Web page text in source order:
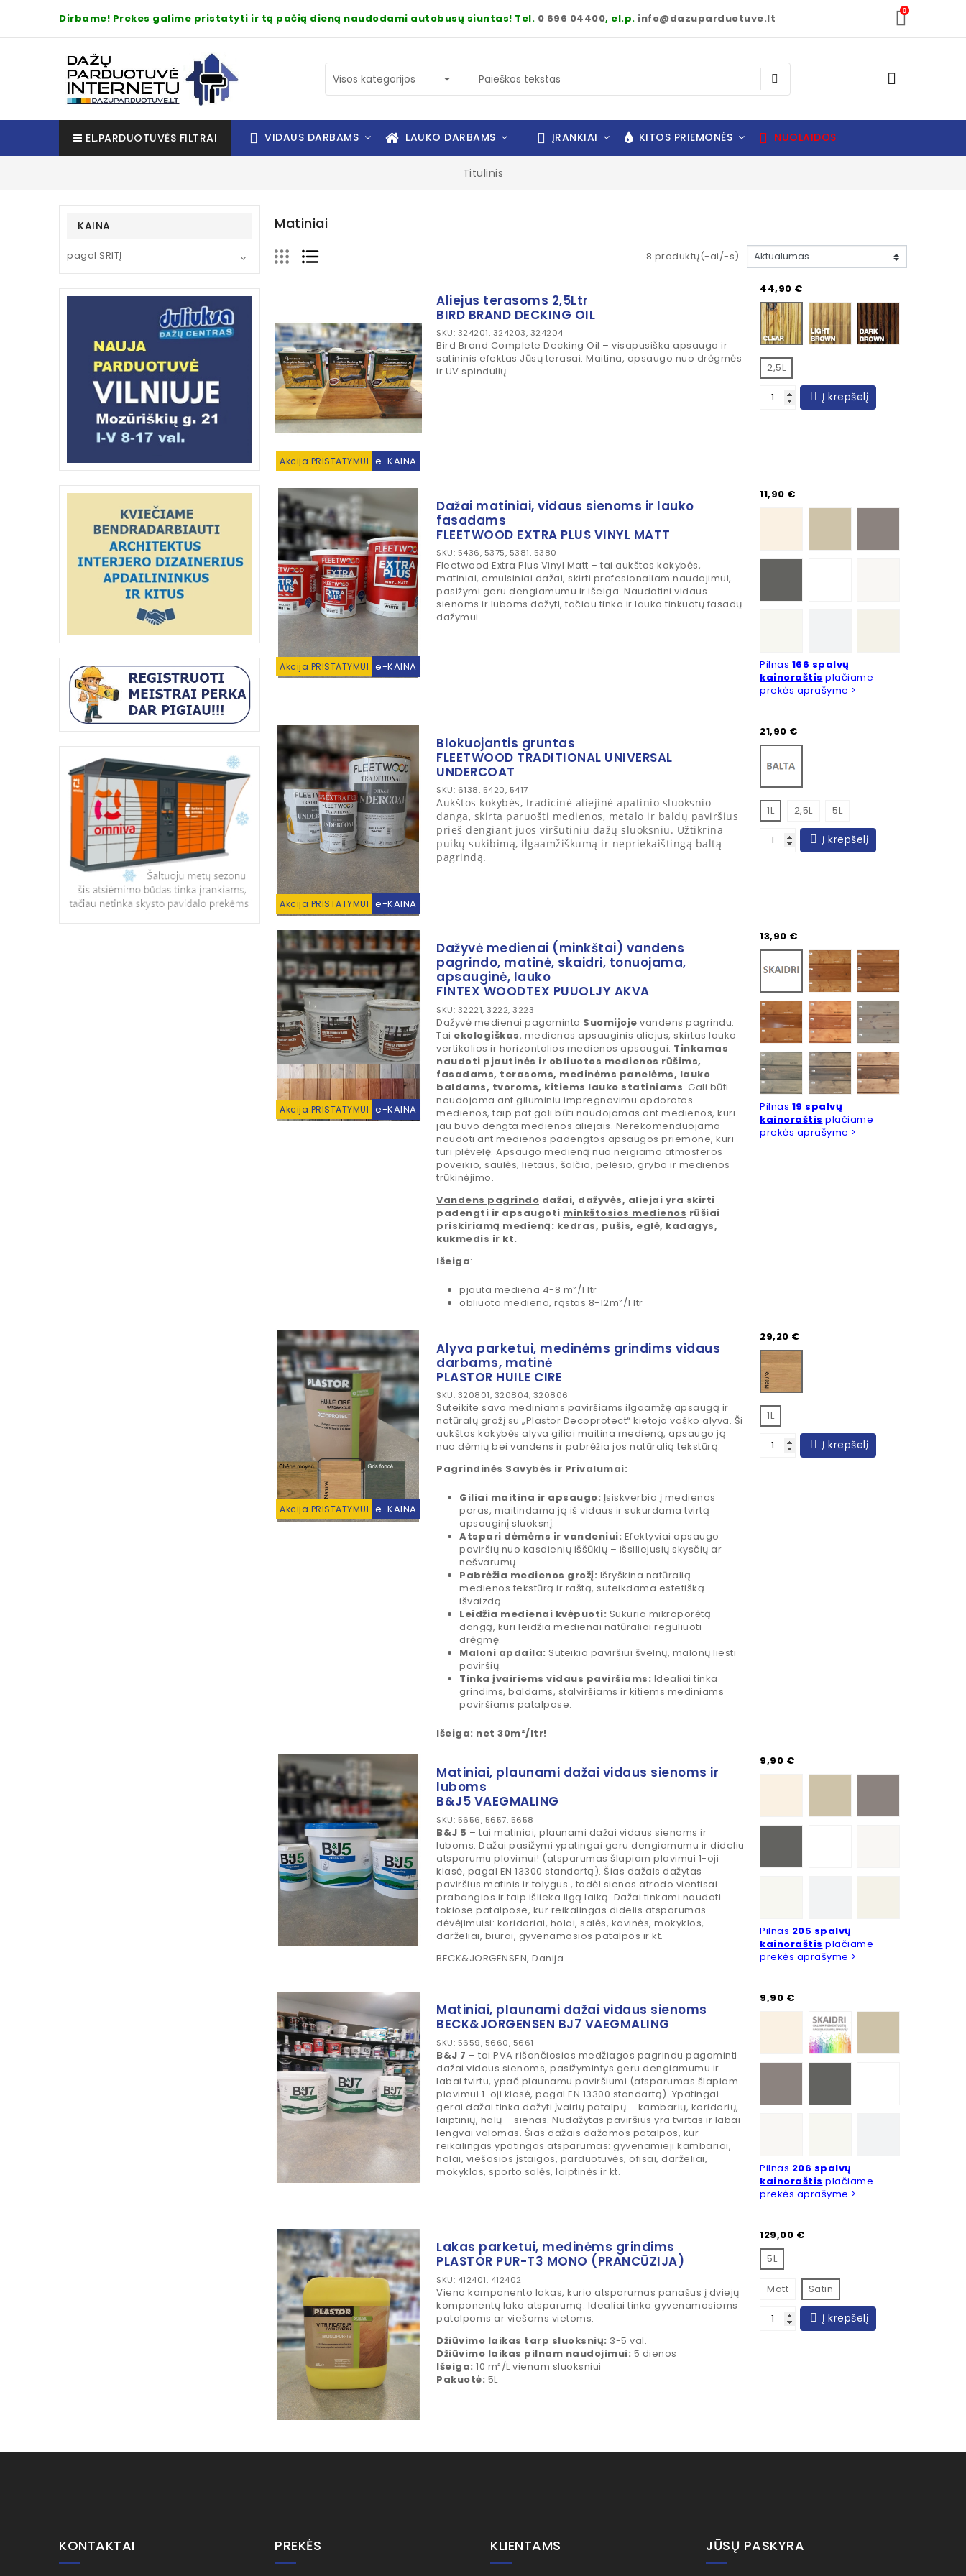
Dirbame! Prekes galime pristatyti ir tą pačią dieną naudodami autobusų siuntas! Tel. 0 696 04400, el.p. info@dazuparduotuve.lt
0
EL.PARDUOTUVĖS FILTRAI VIDAUS DARBAMS LAUKO DARBAMS ĮRANKIAI KITOS PRIEMONĖS NUOLAIDOS
Titulinis
KAINA
pagal SRITĮ 
Matiniai
8 produktų(-ai/-s)
Akcija PRISTATYMUI e-KAINA
Aliejus terasoms 2,5Ltr
BIRD BRAND DECKING OIL
SKU: 324201, 324203, 324204
Bird Brand Complete Decking Oil – visapusiška apsauga ir
satininis efektas Jūsų terasai. Maitina, apsaugo nuo drėgmės
ir UV spindulių.
Kaina
44,90 €
CLEAR
LIGHT-BROWNDARK BROWN
2,5L
Į krepšelį
Akcija PRISTATYMUI e-KAINA
Dažai matiniai, vidaus sienoms ir lauko
fasadams
FLEETWOOD EXTRA PLUS VINYL MATT
SKU: 5436, 5375, 5381, 5380
Fleetwood Extra Plus Vinyl Matt – tai aukštos kokybės,
matiniai, emulsiniai dažai, skirti profesionaliam naudojimui,
pasižymi geru dengiamumu ir išeiga. Naudotini vidaus
sienoms ir luboms dažyti, tačiau tinka ir lauko tinkuotų fasadų
dažymui.
Kaina
11,90 €
Pilnas 166 spalvų
kainoraštis plačiame
prekės aprašyme >
Akcija PRISTATYMUI e-KAINA
Blokuojantis gruntas
FLEETWOOD TRADITIONAL UNIVERSAL
UNDERCOAT
SKU: 6138, 5420, 5417
Aukštos kokybės, tradicinė aliejinė apatinio sluoksnio
danga, skirta paruošti medienos, metalo ir baldų paviršius
prieš dengiant juos viršutiniu dažų sluoksniu. Užtikrina
puikų sukibimą, ilgaamžiškumą ir nepriekaištingą baltą
pagrindą.
Kaina
21,90 €
1L 2,5L 5L
Į krepšelį
Akcija PRISTATYMUI e-KAINA
Dažyvė medienai (minkštai) vandens
pagrindo, matinė, skaidri, tonuojama,
apsauginė, lauko
FINTEX WOODTEX PUUOLJY AKVA
SKU: 32221, 3222, 3223
Dažyvė medienai pagaminta Suomijoje vandens pagrindu.
Tai ekologiškas, medienos apsauginis aliejus, skirtas lauko
vertikalios ir horizontalios medienos apsaugai. Tinkamas
naudoti pjautinės ir obliuotos medienos rūšims,
fasadams, terasoms, medinėms panelėms, lauko
baldams, tvoroms, kitiems lauko statiniams. Gali būti
naudojama ant giluminiu impregnavimu apdorotos
medienos, taip pat gali būti naudojamas ant medienos, kuri
jau buvo dengta medienos aliejais. Nerekomenduojama
naudoti ant medienos padengtos apsaugos priemone, kuri
turi plėvelę. Apsaugo medieną nuo neigiamo atmosferos
poveikio, saulės, lietaus, šalčio, pelėsio, grybo ir medienos
trūkinėjimo.
Vandens pagrindo dažai, dažyvės, aliejai yra skirti
padengti ir apsaugoti minkštosios medienos rūšiai
priskiriamą medieną: kedras, pušis, eglė, kadagys,
kukmedis ir kt.
Išeiga:
pjauta mediena 4-8 m²/1 ltr
obliuota mediena, rąstas 8-12m²/1 ltr
Kaina
13,90 €
Fintex 5050Fintex 5052
Fintex 5053Fintex 5055Fintex 5060
Fintex 5068Fintex 5069Fintex 5074
Pilnas 19 spalvų
kainoraštis plačiame
prekės aprašyme >
Akcija PRISTATYMUI e-KAINA
Alyva parketui, medinėms grindims vidaus
darbams, matinė
PLASTOR HUILE CIRE
SKU: 320801, 320804, 320806
Suteikite savo mediniams paviršiams ilgaamžę apsaugą ir
natūralų grožį su „Plastor Decoprotect“ kietojo vaško alyva. Ši
aukštos kokybės alyva giliai maitina medieną, apsaugo ją
nuo dėmių bei vandens ir pabrėžia jos natūralią tekstūrą.
Pagrindinės Savybės ir Privalumai:
Giliai maitina ir apsaugo: Įsiskverbia į medienos
poras, maitindama ją iš vidaus ir sukurdama tvirtą
apsauginį sluoksnį.
Atspari dėmėms ir vandeniui: Efektyviai apsaugo
paviršių nuo kasdienių iššūkių – išsiliejusių skysčių ar
nešvarumų.
Pabrėžia medienos grožį: Išryškina natūralią
medienos tekstūrą ir raštą, suteikdama estetišką
išvaizdą.
Leidžia medienai kvėpuoti: Sukuria mikroporėtą
dangą, kuri leidžia medienai natūraliai reguliuoti
drėgmę.
Maloni apdaila: Suteikia paviršiui švelnų, malonų liesti
paviršių.
Tinka įvairiems vidaus paviršiams: Idealiai tinka
grindims, baldams, stalviršiams ir kitiems mediniams
paviršiams patalpose.
Išeiga: net 30m²/ltr!
Kaina
29,20 €
Naturel
1L
Į krepšelį
Matiniai, plaunami dažai vidaus sienoms ir
luboms
B&J5 VAEGMALING
SKU: 5656, 5657, 5658
B&J 5 – tai matiniai, plaunami dažai vidaus sienoms ir
luboms. Dažai pasižymi ypatingai geru dengiamumu ir dideliu
atsparumu plovimui! (atsparumas šlapiam plovimui 1-oji
klasė, pagal EN 13300 standartą). Šias dažais dažytas
paviršius matinis ir tolygus , todėl sienos atrodo vientisai
prabangios ir taip išlieka ilgą laiką. Dažai tinkami naudoti
tokiose patalpose, kur reikalingas didelis atsparumas
dėvėjimuisi: koridoriai, holai, salės, kavinės, mokyklos,
darželiai, biurai, gyvenamosios patalpos ir kt.
BECK&JORGENSEN, Danija
Kaina
9,90 €
Pilnas 205 spalvų
kainoraštis plačiame
prekės aprašyme >
Matiniai, plaunami dažai vidaus sienoms
BECK&JORGENSEN BJ7 VAEGMALING
SKU: 5659, 5660, 5661
B&J 7 – tai PVA rišančiosios medžiagos pagrindu pagaminti
dažai vidaus sienoms, pasižymintys geru dengiamumu ir
labai tvirtu, ypač plaunamu paviršiumi (atsparumas šlapiam
plovimui 1-oji klasė, pagal EN 13300 standartą). Ypatingai
gerai dažai tinka dažyti įvairių patalpų – kambarių, koridorių,
laiptinių, holų – sienas. Nudažytas paviršius yra tvirtas ir labai
lengvai valomas. Šias dažais dažomos patalpos, kur
reikalingas ypatingas atsparumas: gyvenamieji kambariai,
holai, viešosios įstaigos, parduotuvės, ofisai, darželiai,
mokyklos, sporto salės, laiptinės ir kt.
Kaina
9,90 €
VANILLA WHITEBespalvė, tonuojama
Pilnas 206 spalvų
kainoraštis plačiame
prekės aprašyme >
Lakas parketui, medinėms grindims
PLASTOR PUR-T3 MONO (PRANCŪZIJA)
SKU: 412401, 412402
Vieno komponento lakas, kurio atsparumas panašus į dviejų
komponentų lako atsparumą. Idealiai tinka gyvenamosioms
patalpoms ar viešoms vietoms.
Džiūvimo laikas tarp sluoksnių: 3-5 val.
Džiūvimo laikas pilnam naudojimui: 5 dienos
Išeiga: 10 m²/L vienam sluoksniui
Pakuotė: 5L
Kaina
129,00 €
5L
Matt Satin
Į krepšelį
KONTAKTAI PREKĖS KLIENTAMS JŪSŲ PASKYRA